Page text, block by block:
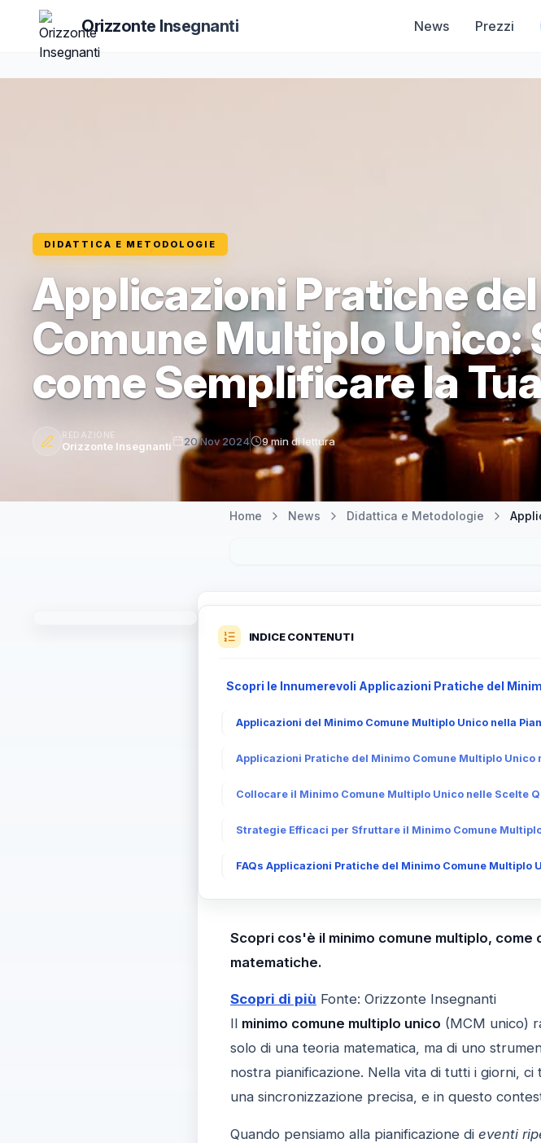
Orizzonte Insegnanti News Prezzi
DIDATTICA E METODOLOGIE
Applicazioni Pratiche
Comune Multiplo Unico:
come Semplificare la
REDAZIONE
Orizzonte Insegnanti 20 Nov 2024 9 min di lettura
Home News Didattica e Metodologie
INDICE CONTENUTI
Scopri le Innumerevoli Applicazioni Pratiche del
Applicazioni del Minimo Comune Multiplo Unico nella
Applicazioni Pratiche del Minimo Comune Multiplo
Collocare il Minimo Comune Multiplo Unico nelle Scelte
Strategie Efficaci per Sfruttare il Minimo Comune
FAQs Applicazioni Pratiche del Minimo Comune Multiplo
Scopri cos'è il minimo comune multiplo,
matematiche.
Scopri di più Fonte: Orizzonte Insegnanti
Il minimo comune multiplo unico (MCM unico)
solo di una teoria matematica, ma di uno
nostra pianificazione. Nella vita di tutti i giorni,
una sincronizzazione precisa, e in questo
Quando pensiamo alla pianificazione di eventi